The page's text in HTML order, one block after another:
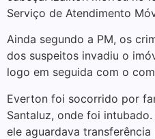
Serviço de Atendimento
Ainda segundo a PM, os
dos suspeitos invadiu o
logo em seguida com o
Everton foi socorrido por
Santaluz, onde foi
ele aguardava